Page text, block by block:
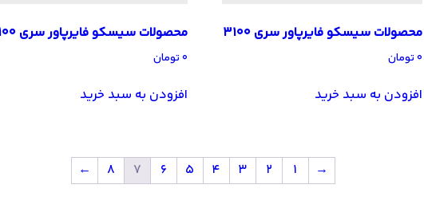
محصولات سیسکو فایرپاور سری 3100
۰تومان
افزودن به سبد خرید
محصولات سیسکو فایرپاور سری 2100
۰تومان
افزودن به سبد خرید
→
1
2
3
4
5
6
7
8
←